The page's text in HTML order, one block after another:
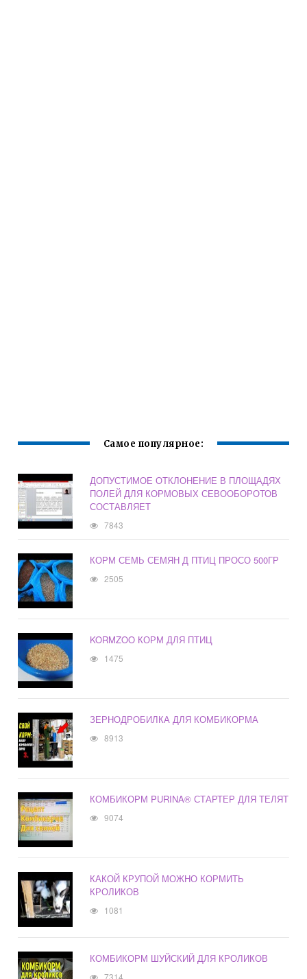
Самое популярное:
ДОПУСТИМОЕ ОТКЛОНЕНИЕ В ПЛОЩАДЯХ
ПОЛЕЙ ДЛЯ КОРМОВЫХ СЕВООБОРОТОВ
СОСТАВЛЯЕТ
7843
КОРМ СЕМЬ СЕМЯН Д ПТИЦ ПРОСО 500ГР
2505
KORMZOO КОРМ ДЛЯ ПТИЦ
1475
ЗЕРНОДРОБИЛКА ДЛЯ КОМБИКОРМА
8913
КОМБИКОРМ PURINA® СТАРТЕР ДЛЯ ТЕЛЯТ
9074
КАКОЙ КРУПОЙ МОЖНО КОРМИТЬ
КРОЛИКОВ
1081
КОМБИКОРМ ШУЙСКИЙ ДЛЯ КРОЛИКОВ